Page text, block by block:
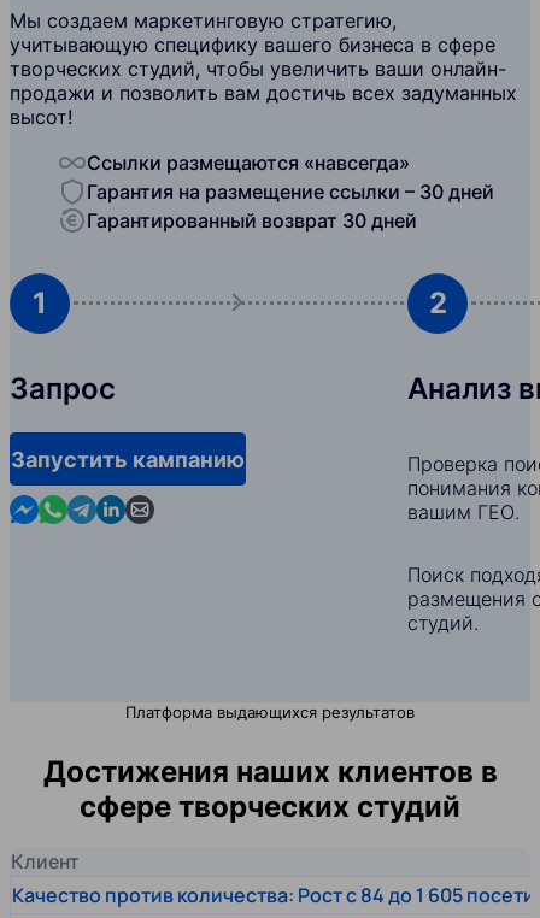
Мы создаем маркетинговую стратегию,
учитывающую специфику вашего бизнеса в сфере
творческих студий, чтобы увеличить ваши онлайн-
продажи и позволить вам достичь всех задуманных
высот!
Ссылки размещаются «навсегда»
Гарантия на размещение ссылки – 30 дней
Гарантированный возврат 30 дней
1
Запрос
Запустить кампанию
Contact us in Messenger
Contact us in WhatsApp
Contact us in Telegram
Contact us in Linkedin
Contact us by email
2
Анализ
Проверка
понимания
вашим ГЕО.
Поиск
размещения
студий.
Платформа выдающихся результатов
Достижения наших клиентов в
сфере творческих студий
Клиент
Качество против количества: Рост с 84 до 1 605